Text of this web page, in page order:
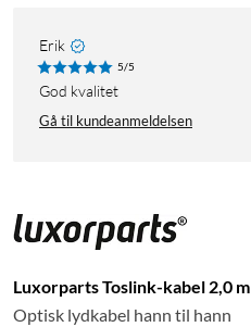
Erik
5/5
God kvalitet
Gå til kundeanmeldelsen
Luxorparts Toslink-kabel 2,0 m
Optisk lydkabel hann til hann